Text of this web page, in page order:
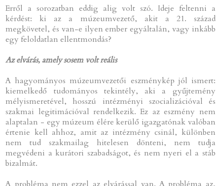
Erről a sorozatban eddig alig volt szó. Ideje feltenni a
kérdést: ki az a múzeumvezető, akit a 21. század
megkövetel, és van-e ilyen ember egyáltalán, vagy inkább
egy feloldatlan ellentmondás?
Az elvárás, amely sosem volt reális
A hagyományos múzeumvezetői eszménykép jól ismert:
kiemelkedő tudományos tekintély, aki a gyűjtemény
mélyismeretével, hosszú intézményi szocializációval és
szakmai legitimációval rendelkezik. Ez az eszmény nem
alaptalan - egy múzeum élére kerülő igazgatónak valóban
értenie kell ahhoz, amit az intézmény csinál, különben
nem tud szakmailag hitelesen dönteni, nem tudja
megvédeni a kurátori szabadságot, és nem nyeri el a stáb
bizalmát.